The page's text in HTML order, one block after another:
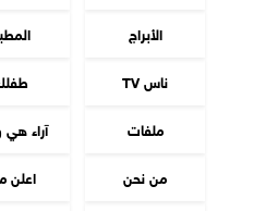
الأبراج
ناس TV
ملفات
آراء
من نحن
اعلن